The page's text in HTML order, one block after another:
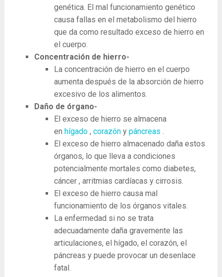
genética. El mal funcionamiento genético
causa fallas en el metabolismo del hierro
que da como resultado exceso de hierro en
el cuerpo.
Concentración de hierro-
La concentración de hierro en el cuerpo
aumenta después de la absorción de hierro
excesivo de los alimentos.
Daño de órgano-
El exceso de hierro se almacena
en hígado, corazóny páncreas .
El exceso de hierro almacenado daña estos
órganos, lo que lleva a condiciones
potencialmente mortales como diabetes,
cáncer , arritmias cardíacas y cirrosis.
El exceso de hierro causa mal
funcionamiento de los órganos vitales.
La enfermedad si no se trata
adecuadamente daña gravemente las
articulaciones, el hígado, el corazón, el
páncreas y puede provocar un desenlace
fatal.